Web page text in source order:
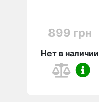
899 грн
Нет в наличии